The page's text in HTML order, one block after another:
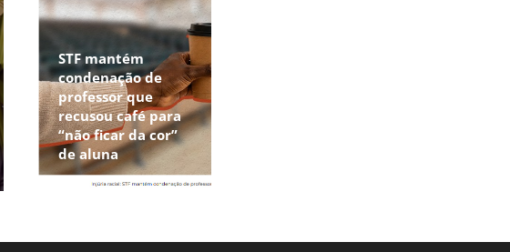
STF mantém
condenação de
professor que
recusou café para
“não ficar da cor”
de aluna